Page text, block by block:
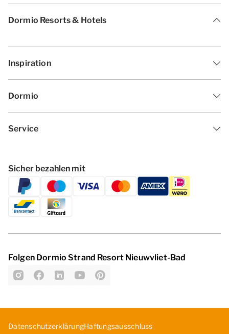
Dormio Resorts & Hotels
Inspiration
Dormio
Service
Sicher bezahlen mit
Folgen Dormio Strand Resort Nieuwvliet-Bad
DatenschutzerklärungHaf­tun­gsa­uss­chl­uss